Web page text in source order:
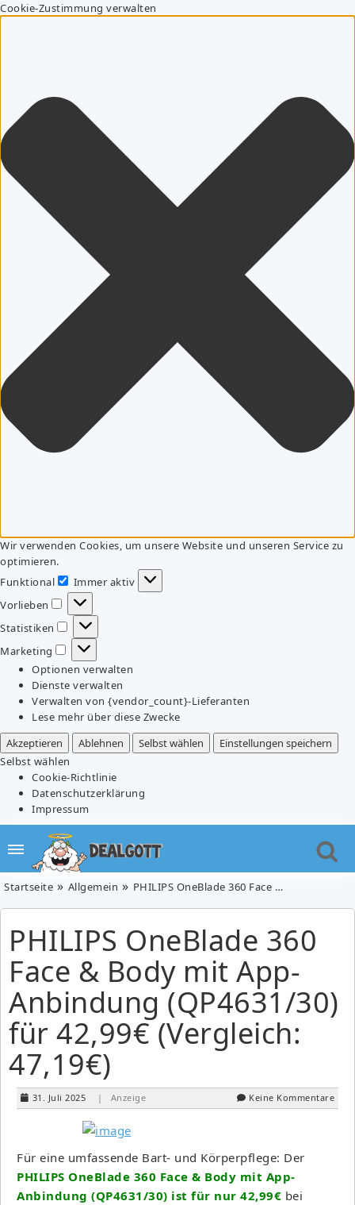
Cookie-Zustimmung verwalten
Wir verwenden Cookies, um unsere Website und unseren Service zu
optimieren.
Funktional
Funktional
Immer aktiv
Vorlieben
Vorlieben
Statistiken
Statistiken
Marketing
Marketing
Optionen verwalten
Dienste verwalten
Verwalten von {vendor_count}-Lieferanten
Lese mehr über diese Zwecke
Akzeptieren
Ablehnen Selbst wählen
Einstellungen speichern
Selbst wählen
Cookie-Richtlinie
Datenschutzerklärung
Impressum
Startseite Allgemein PHILIPS OneBlade 360 Face & Body mit App-Anbindung (QP4631/30) für 42,99€ (Vergleich: 47,19€)
PHILIPS OneBlade 360
Face & Body mit App-
Anbindung (QP4631/30)
für 42,99€ (Vergleich:
47,19€)
31. Juli 2025 | Anzeige Keine Kommentare
Für eine umfassende Bart- und Körperpflege: Der
PHILIPS OneBlade 360 Face & Body mit App-
Anbindung (QP4631/30) ist für nur 42,99€ bei